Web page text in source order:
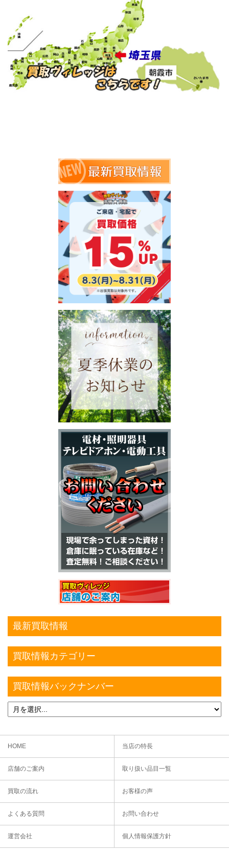
最新買取情報
買取情報カテゴリー
買取情報バックナンバー
HOME 当店の特長
店舗のご案内 取り扱い品目一覧
買取の流れ お客様の声
よくある質問 お問い合わせ
運営会社 個人情報保護方針